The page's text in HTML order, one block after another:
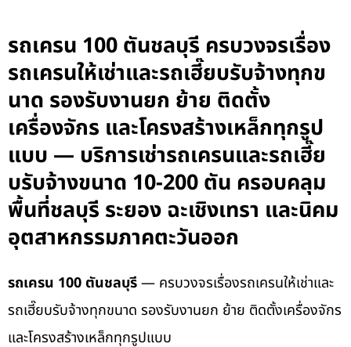
รถเครน 100 ตันชลบุรี ครบวงจรเรื่อง
รถเครนให้เช่าและรถเฮี๊ยบรับจ้างทุกข
นาด รองรับงานยก ย้าย ติดตั้ง
เครื่องจักร และโครงสร้างเหล็กทุกรูป
แบบ — บริการเช่ารถเครนและรถเฮี๊ย
บรับจ้างขนาด 10-200 ตัน ครอบคลุม
พื้นที่ชลบุรี ระยอง ฉะเชิงเทรา และนิคม
อุตสาหกรรมภาคตะวันออก
รถเครน 100 ตันชลบุรี— ครบวงจรเรื่องรถเครนให้เช่าและ
รถเฮี๊ยบรับจ้างทุกขนาด รองรับงานยก ย้าย ติดตั้งเครื่องจักร
และโครงสร้างเหล็กทุกรูปแบบ